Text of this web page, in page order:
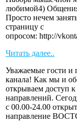
любимой4)
Просто нечем
страницу с
опросом: http://
Читать далее..
Уважаемые гости и
канала! Как мы и
открываем доступ
направлений.
с 00.00-24.00
направление